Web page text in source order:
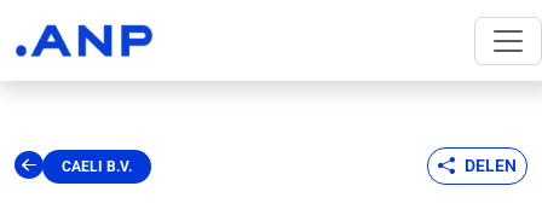
CAELI B.V. DELEN